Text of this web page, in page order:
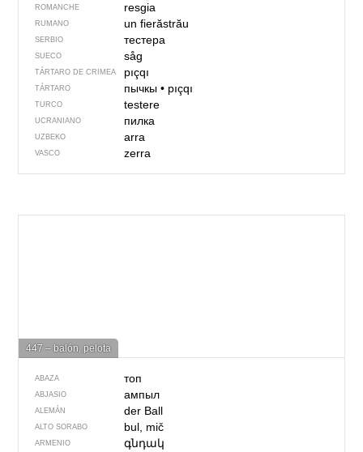
ROMANCHE resgia
RUMANO un fierăstrău
SERBIO тестера
SUECO såg
TÁRTARO DE CRIMEA pıçqı
TÁRTARO пычкы• pıçqı
TURCO testere
UCRANIANO пилка
UZBEKO arra
VASCO zerra
447 – balón, pelota
ABAZA топ
ABJASIO ампыл
ALEMÁN der Ball
ALTO SORABO bul, mič
ARMENIO գնդակ